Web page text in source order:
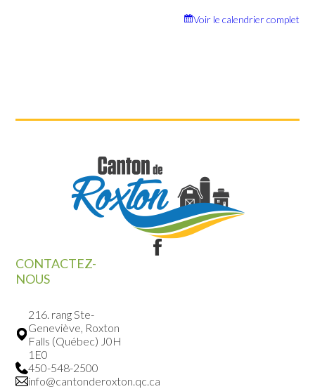
Voir le calendrier complet
CONTACTEZ-
NOUS
216. rang Ste-
Geneviève, Roxton
Falls (Québec) J0H
1E0
450-548-2500
info@cantonderoxton.qc.ca